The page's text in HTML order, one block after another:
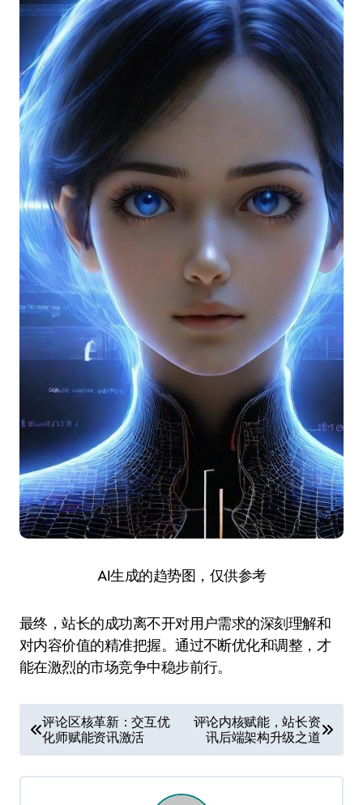
AI生成的趋势图，仅供参考
最终，站长的成功离不开对用户需求的深刻理解和
对内容价值的精准把握。通过不断优化和调整，才
能在激烈的市场竞争中稳步前行。
章
导
评论区核革新：交互优
化师赋能资讯激活
评论内核赋能，站长资
讯后端架构升级之道